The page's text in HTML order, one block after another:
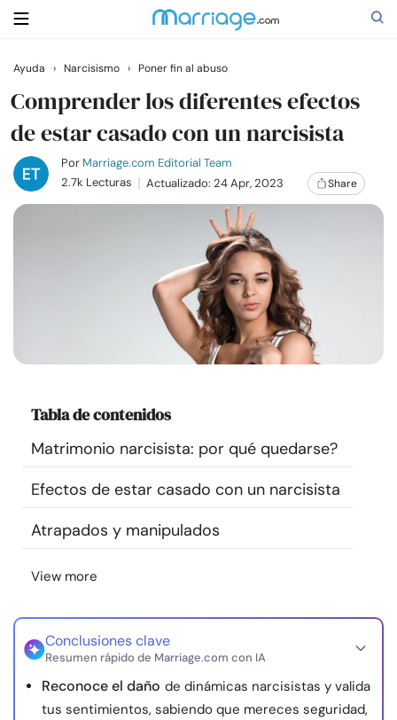
Buscar
Casarse
Relaciones
Cursos
Recursos
Comunidad
Sobre nosotros Contáctanos
nosotros
© Copyright 2026. Todos los derechos reservados.
Ayuda › Narcisismo › Poner fin al abuso
Comprender los diferentes efectos
de estar casado con un narcisista
Por Marriage.com Editorial Team
2.7k Lecturas
Actualizado: 24 Apr, 2023 Share
Tabla de contenidos
Matrimonio narcisista: por qué quedarse?
Efectos de estar casado con un narcisista
Atrapados y manipulados
View more
Conclusiones clave
Resumen rápido de Marriage.com con IA
Reconoce el daño de dinámicas narcisistas y valida
tus sentimientos, sabiendo que mereces seguridad,